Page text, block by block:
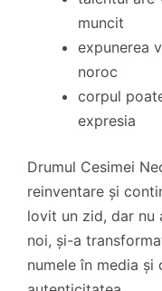
muncit
expunerea
noroc
corpul
expresia
Drumul Cesimei
reinventare și
lovit un zid, dar nu
noi, și-a
numele în media și